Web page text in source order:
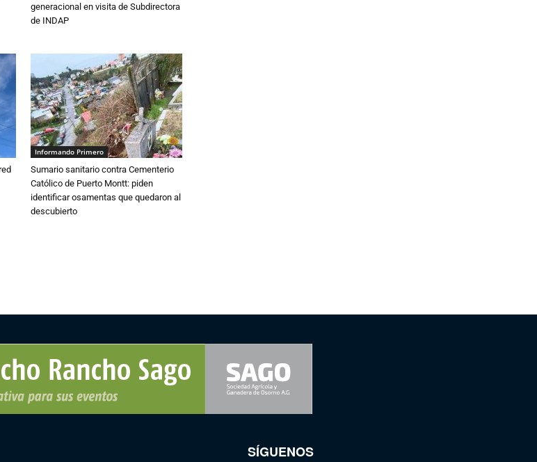
generacional en visita de Subdirectora
de INDAP
Informando Primero
Sumario sanitario contra Cementerio
Católico de Puerto Montt: piden
identificar osamentas que quedaron al
descubierto
SÍGUENOS